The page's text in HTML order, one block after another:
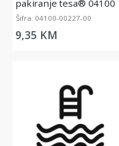
pakiranje tesa® 04100
tesapack Comfort, 66m x
50mm
Šifra: 04100-00227-00
9,35 KM